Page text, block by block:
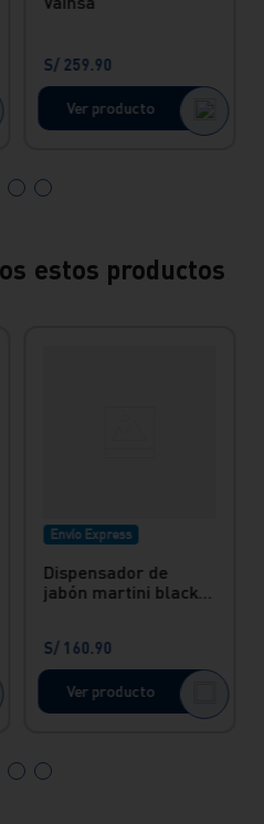
S/ 259.90
Ver producto
estos productos
Envío Express
Dispensador de
jabón martini black
S/ 160.90
Ver producto